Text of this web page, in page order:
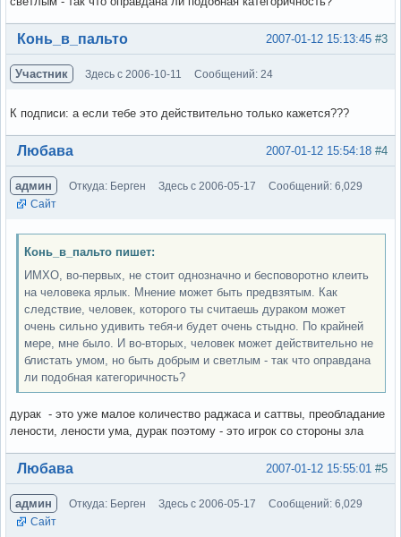
Вне форума #3
2007-01-12 15:13:45
Конь_в_пальто
Участник Здесь с 2006-10-11 Сообщений: 24
К подписи: а если тебе это действительно только кажется???
Вне форума #4
2007-01-12 15:54:18
Любава
админ Откуда: Берген Здесь с 2006-05-17
Сообщений: 6,029
Сайт
Конь_в_пальто пишет:
ИМХО, во-первых, не стоит однозначно и бесповоротно клеить
на человека ярлык. Мнение может быть предвзятым. Как
следствие, человек, которого ты считаешь дураком может
очень сильно удивить тебя-и будет очень стыдно. По крайней
мере, мне было. И во-вторых, человек может действительно не
блистать умом, но быть добрым и светлым - так что оправдана
ли подобная категоричность?
дурак - это уже малое количество раджаса и саттвы, преобладание
лености, лености ума, дурак поэтому - это игрок со стороны зла
Вне форума #5
2007-01-12 15:55:01
Любава
админ Откуда: Берген Здесь с 2006-05-17
Сообщений: 6,029
Сайт